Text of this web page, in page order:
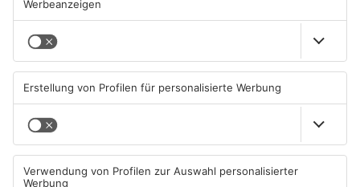
Zwei Fußgänger in
Aschaffenburg von
Mercedes erfasst
Große Baustelle in
Aschaffenburger Innenstadt